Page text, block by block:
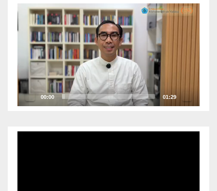
Pemutar
Video
00:00 01:29